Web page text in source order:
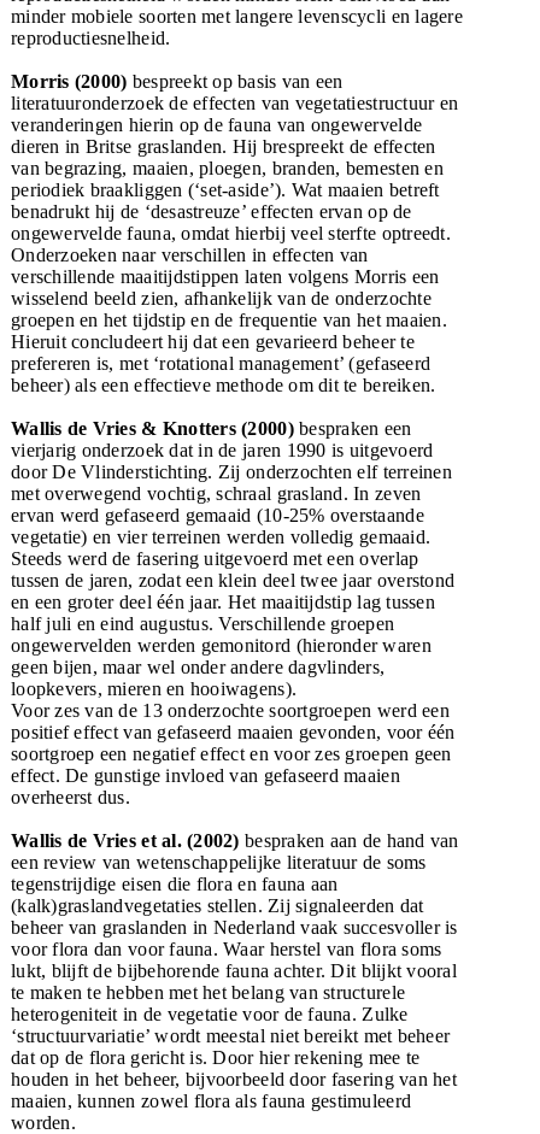
minder mobiele soorten met langere levenscycli en lagere
reproductiesnelheid.
Morris (2000) bespreekt op basis van een
literatuuronderzoek de effecten van vegetatiestructuur en
veranderingen hierin op de fauna van ongewervelde
dieren in Britse graslanden. Hij brespreekt de effecten
van begrazing, maaien, ploegen, branden, bemesten en
periodiek braakliggen (‘set-aside’). Wat maaien betreft
benadrukt hij de ‘desastreuze’ effecten ervan op de
ongewervelde fauna, omdat hierbij veel sterfte optreedt.
Onderzoeken naar verschillen in effecten van
verschillende maaitijdstippen laten volgens Morris een
wisselend beeld zien, afhankelijk van de onderzochte
groepen en het tijdstip en de frequentie van het maaien.
Hieruit concludeert hij dat een gevarieerd beheer te
prefereren is, met ‘rotational management’ (gefaseerd
beheer) als een effectieve methode om dit te bereiken.
Wallis de Vries & Knotters (2000)bespraken een
vierjarig onderzoek dat in de jaren 1990 is uitgevoerd
door De Vlinderstichting. Zij onderzochten elf terreinen
met overwegend vochtig, schraal grasland. In zeven
ervan werd gefaseerd gemaaid (10-25% overstaande
vegetatie) en vier terreinen werden volledig gemaaid.
Steeds werd de fasering uitgevoerd met een overlap
tussen de jaren, zodat een klein deel twee jaar overstond
en een groter deel één jaar. Het maaitijdstip lag tussen
half juli en eind augustus. Verschillende groepen
ongewervelden werden gemonitord (hieronder waren
geen bijen, maar wel onder andere dagvlinders,
loopkevers, mieren en hooiwagens).
Voor zes van de 13 onderzochte soortgroepen werd een
positief effect van gefaseerd maaien gevonden, voor één
soortgroep een negatief effect en voor zes groepen geen
effect. De gunstige invloed van gefaseerd maaien
overheerst dus.
Wallis de Vries et al. (2002) bespraken aan de hand van
een review van wetenschappelijke literatuur de soms
tegenstrijdige eisen die flora en fauna aan
(kalk)graslandvegetaties stellen. Zij signaleerden dat
beheer van graslanden in Nederland vaak succesvoller is
voor flora dan voor fauna. Waar herstel van flora soms
lukt, blijft de bijbehorende fauna achter. Dit blijkt vooral
te maken te hebben met het belang van structurele
heterogeniteit in de vegetatie voor de fauna. Zulke
‘structuurvariatie’ wordt meestal niet bereikt met beheer
dat op de flora gericht is. Door hier rekening mee te
houden in het beheer, bijvoorbeeld door fasering van het
maaien, kunnen zowel flora als fauna gestimuleerd
worden.